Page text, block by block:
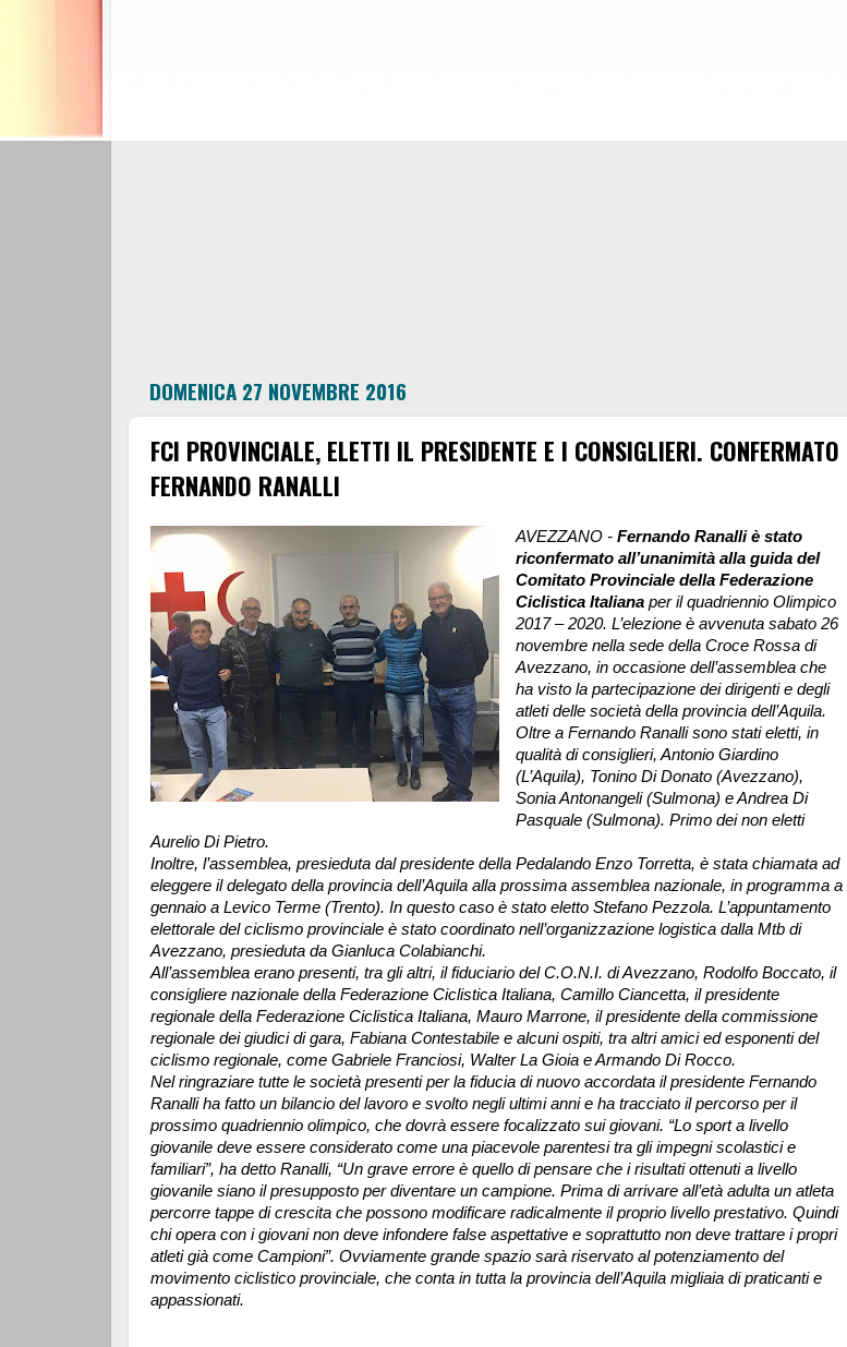
DOMENICA 27 NOVEMBRE 2016
FCI PROVINCIALE, ELETTI IL PRESIDENTE E I CONSIGLIERI. CONFERMATO
FERNANDO RANALLI
AVEZZANO - Fernando Ranalli è stato
riconfermato all’unanimità alla guida del
Comitato Provinciale della Federazione
Ciclistica Italianaper il quadriennio Olimpico
2017 – 2020. L’elezione è avvenuta sabato 26
novembre nella sede della Croce Rossa di
Avezzano, in occasione dell’assemblea che
ha visto la partecipazione dei dirigenti e degli
atleti delle società della provincia dell’Aquila.
Oltre a Fernando Ranalli sono stati eletti, in
qualità di consiglieri, Antonio Giardino
(L’Aquila), Tonino Di Donato (Avezzano),
Sonia Antonangeli (Sulmona) e Andrea Di
Pasquale (Sulmona). Primo dei non eletti
Aurelio Di Pietro.
Inoltre, l’assemblea, presieduta dal presidente della Pedalando Enzo Torretta, è stata chiamata ad
eleggere il delegato della provincia dell’Aquila alla prossima assemblea nazionale, in programma a
gennaio a Levico Terme (Trento). In questo caso è stato eletto Stefano Pezzola. L’appuntamento
elettorale del ciclismo provinciale è stato coordinato nell’organizzazione logistica dalla Mtb di
Avezzano, presieduta da Gianluca Colabianchi.
All’assemblea erano presenti, tra gli altri, il fiduciario del C.O.N.I. di Avezzano, Rodolfo Boccato, il
consigliere nazionale della Federazione Ciclistica Italiana, Camillo Ciancetta, il presidente
regionale della Federazione Ciclistica Italiana, Mauro Marrone, il presidente della commissione
regionale dei giudici di gara, Fabiana Contestabile e alcuni ospiti, tra altri amici ed esponenti del
ciclismo regionale, come Gabriele Franciosi, Walter La Gioia e Armando Di Rocco.
Nel ringraziare tutte le società presenti per la fiducia di nuovo accordata il presidente Fernando
Ranalli ha fatto un bilancio del lavoro e svolto negli ultimi anni e ha tracciato il percorso per il
prossimo quadriennio olimpico, che dovrà essere focalizzato sui giovani. “Lo sport a livello
giovanile deve essere considerato come una piacevole parentesi tra gli impegni scolastici e
familiari”, ha detto Ranalli, “Un grave errore è quello di pensare che i risultati ottenuti a livello
giovanile siano il presupposto per diventare un campione. Prima di arrivare all’età adulta un atleta
percorre tappe di crescita che possono modificare radicalmente il proprio livello prestativo. Quindi
chi opera con i giovani non deve infondere false aspettative e soprattutto non deve trattare i propri
atleti già come Campioni”. Ovviamente grande spazio sarà riservato al potenziamento del
movimento ciclistico provinciale, che conta in tutta la provincia dell’Aquila migliaia di praticanti e
appassionati.